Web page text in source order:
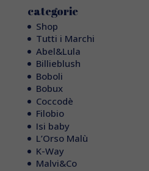
categorie
Shop
Tutti i Marchi
Abel&Lula
Billieblush
Boboli
Bobux
Coccodè
Filobio
Isi baby
L’Orso Malù
K-Way
Malvi&Co